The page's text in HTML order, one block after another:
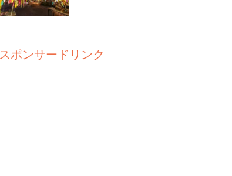
スポンサードリンク